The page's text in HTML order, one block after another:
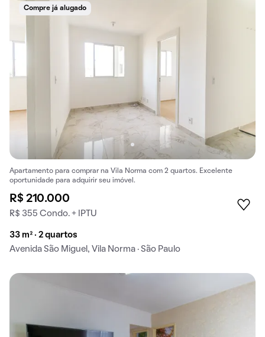
Compre já alugado
Apartamento para comprar na Vila Norma com 2 quartos. Excelente
oportunidade para adquirir seu imóvel.
R$ 210.000
R$ 355 Condo. + IPTU
33 m² · 2 quartos
Avenida São Miguel, Vila Norma · São Paulo